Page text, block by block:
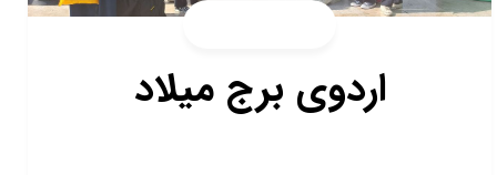
اردوی برج میلاد